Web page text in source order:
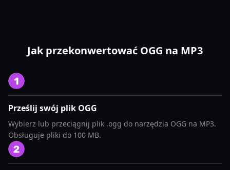
Jak przekonwertować OGG na MP3
Prześlij swój plik OGG
Wybierz lub przeciągnij plik .ogg do narzędzia OGG na MP3.
Obsługuje pliki do 100 MB.